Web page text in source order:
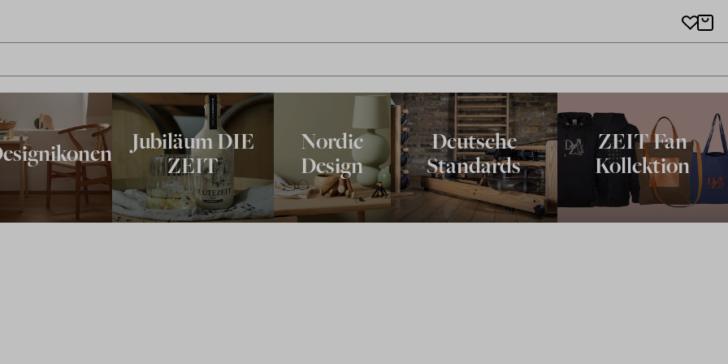
Jubiläum DIE
ZEIT
Nordic
Design
Deutsche
Standards
ZEIT Fan
Kollektion